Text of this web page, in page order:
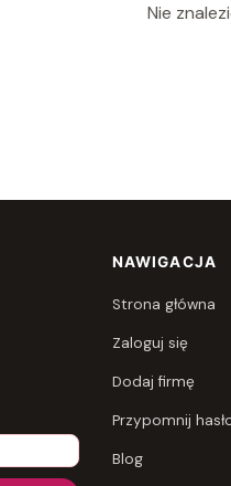
Nie
NAWIGACJA
Strona główna
Zaloguj się
Dodaj firmę
Przypomnij
Blog